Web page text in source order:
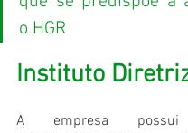
o HGR
Instituto
A empresa